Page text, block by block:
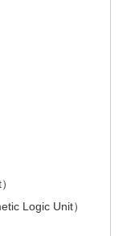
Logic Unit）